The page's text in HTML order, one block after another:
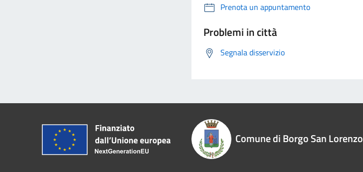
Prenota un appuntamento
Problemi in città
Segnala disservizio
Comune di Borgo San Lorenzo